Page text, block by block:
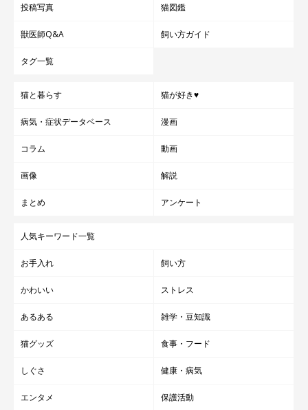
投稿写真 猫図鑑
獣医師Q&A 飼い方ガイド
タグ一覧
猫と暮らす 猫が好き♥
病気・症状データベース 漫画
コラム 動画
画像 解説
まとめ アンケート
人気キーワード一覧
お手入れ 飼い方
かわいい ストレス
あるある 雑学・豆知識
猫グッズ 食事・フード
しぐさ 健康・病気
エンタメ 保護活動